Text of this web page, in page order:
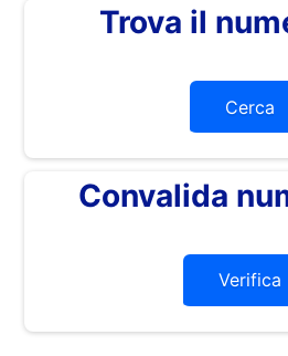
Trova il
Cerca
Convalida
Verifica